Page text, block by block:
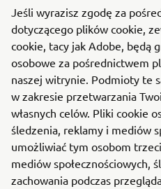
Jeśli wyrazisz zgodę za
dotyczącego plików cookie,
cookie, tacy jak Adobe, będą
osobowe za pośrednictwem
naszej witrynie. Podmioty te
w zakresie przetwarzania
własnych celów. Pliki cookie
śledzenia, reklamy i mediów
umożliwiać tym osobom
mediów społecznościowych,
zachowania podczas